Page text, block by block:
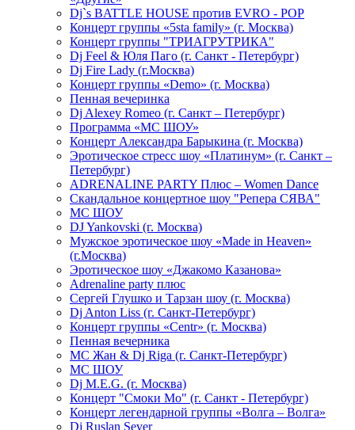
Dj`s BATTLE HOUSE против EVRO - POP
Концерт группы «5sta family» (г. Москва)
Концерт группы "ТРИАГРУТРИКА"
Dj Feel & Юля Паго (г. Санкт - Петербург)
Dj Fire Lady (г.Москва)
Концерт группы «Demo» (г. Москва)
Пенная вечеринка
Dj Alexey Romeo (г. Санкт – Петербург)
Программа «МС ШОУ»
Концерт Александра Барыкина (г. Москва)
Эротическое стресс шоу «Платинум» (г. Санкт –
Петербург)
ADRENALINE PARTY Плюс – Women Dance
Скандальное концертное шоу "Репера СЯВА"
МС ШОУ
DJ Yankovski (г. Москва)
Мужское эротическое шоу «Made in Heaven»
(г.Москва)
Эротическое шоу «Джакомо Казанова»
Adrenaline party плюс
Сергей Глушко и Тарзан шоу (г. Москва)
Dj Anton Liss (г. Санкт-Петербург)
Концерт группы «Centr» (г. Москва)
Пенная вечерника
МС Жан & Dj Riga (г. Санкт-Петербург)
МС ШОУ
Dj M.E.G. (г. Москва)
Концерт "Смоки Мо" (г. Санкт - Петербург)
Концерт легендарной группы «Волга – Волга»
Dj Ruslan Sever